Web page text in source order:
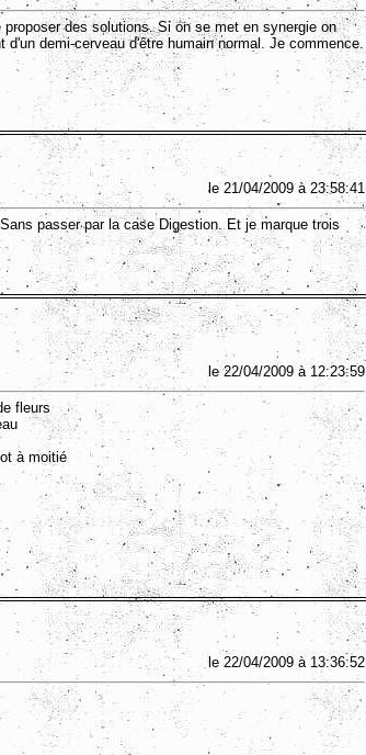
des solutions. Si on se met en synergie on
d'un demi-cerveau d'être humain normal. Je commence.
le 21/04/2009 à 23:58:41
passer par la case Digestion. Et je marque trois
le 22/04/2009 à 12:23:59
fleurs
à moitié
le 22/04/2009 à 13:36:52